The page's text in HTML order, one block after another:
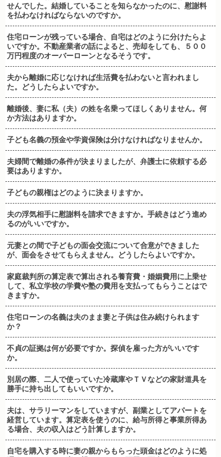
せんでした。結婚していることを知らなかったのに、慰謝料
を払わなければならないのですか。
住宅ローンが残っている場合、自宅はどのように分けたらよ
いですか。不動産業者の話によると、売却をしても、５００
万円程度のオーバーローンとなるそうです。
夫から離婚に応じなければ生活費を払わないと言われまし
た。どうしたらよいですか。
離婚後、妻に私（夫）の姓を名乗ってほしくありません。何
か方法はありますか。
子ども名義の預金や学資保険は分けなければなりませんか。
夫婦間で離婚の条件が決まりましたが、弁護士に依頼する必
要はありますか。
子どもの親権はどのように決まりますか。
夫の浮気相手に慰謝料を請求できますか。手続きはどう進め
るのがいいですか。
元妻との間で子どもの面会交流について合意ができました
が、面会をさせてもらえません。どうしたらよいですか。
家庭裁判所の算定表で算出される養育費・婚姻費用に上乗せ
して、私立学校の学費や塾の費用を支払ってもらうことはで
きますか。
住宅ローンの名義は夫のまま妻と子供は住み続けられます
か？
不貞の証拠は何が必要ですか。探偵を雇った方がいいです
か。
別居の際、二人で使っていた冷蔵庫やＴＶなどの家財道具を
勝手に持ち出してもいいですか。
夫は、サラリーマンをしていますが、副業としてアパートを
経営しています。算定表を使うのに、給与所得と事業所得あ
る場合、夫の収入はどう計算しますか。
自宅を購入する時に妻の親からもらった頭金はどのように処